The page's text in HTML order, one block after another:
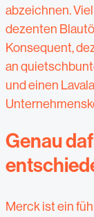
abzeichnen.
dezenten
Konsequent,
an
und einen
Genau
Merck ist ein